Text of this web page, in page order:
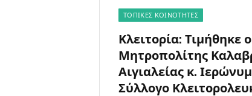
ΤΟΠΙΚΈΣ ΚΟΙΝΌΤΗΤΕΣ
Κλειτορία: Τιμήθηκε ο
Μητροπολίτης
Αιγιαλείας κ.
Σύλλογο